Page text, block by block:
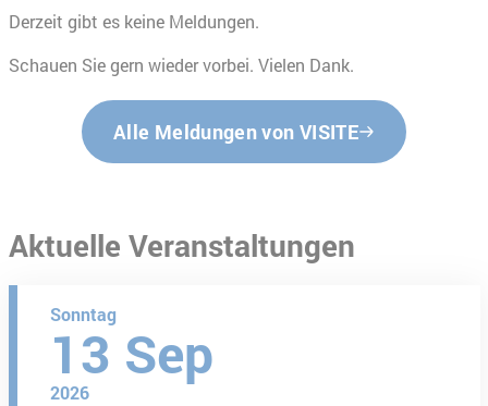
Derzeit gibt es keine Meldungen.
Schauen Sie gern wieder vorbei. Vielen Dank.
Alle Meldungen von VISITE
Aktuelle Veranstaltungen
Sonntag
13 Sep
2026